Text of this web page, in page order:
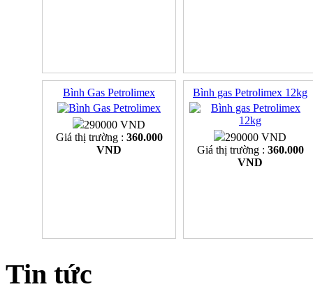
Bình Gas Petrolimex
290000 VND
Giá thị trường : 360.000
VND
Bình gas Petrolimex 12kg
290000 VND
Giá thị trường : 360.000
VND
Tin tức